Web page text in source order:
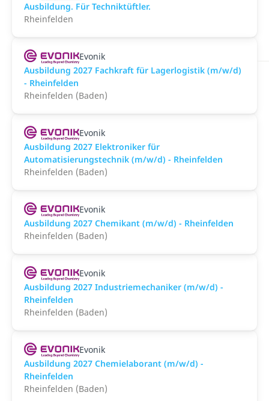
Ausbildung. Für Techniktüftler.
Rheinfelden
Evonik
Ausbildung 2027 Fachkraft für Lagerlogistik (m/w/d)
- Rheinfelden
Rheinfelden (Baden)
Evonik
Ausbildung 2027 Elektroniker für
Automatisierungstechnik (m/w/d) - Rheinfelden
Rheinfelden (Baden)
Evonik
Ausbildung 2027 Chemikant (m/w/d) - Rheinfelden
Rheinfelden (Baden)
Evonik
Ausbildung 2027 Industriemechaniker (m/w/d) -
Rheinfelden
Rheinfelden (Baden)
Evonik
Ausbildung 2027 Chemielaborant (m/w/d) -
Rheinfelden
Rheinfelden (Baden)